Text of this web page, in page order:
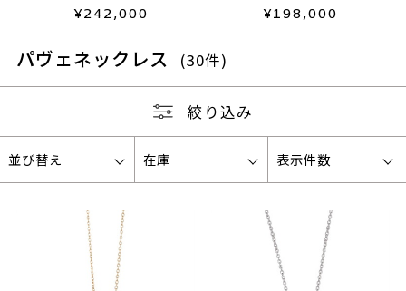
¥242,000
ックレス
¥198,000
パヴェネックレス (30件)
絞り込み
並び替え 在庫 表示件数